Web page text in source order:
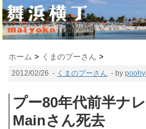
ホーム > くまのプーさん >
2012/02/26 - くまのプーさん - by
プー80年代前半ナ
Mainさん死去